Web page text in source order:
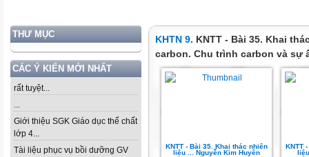
THƯ MỤC
CÁC Ý KIẾN MỚI NHẤT
rất tuyệt...
...
Giới thiệu SGK Giáo dục thể chất
lớp 4...
Tài liệu phục vụ bồi dưỡng GV
KHTN 9. KNTT - Bài 35. Khai
carbon. Chu trình carbon và sự
KNTT - Bài 35. Khai thác nhiên
liệu ... Nguyễn Kim Huyên
KNTT